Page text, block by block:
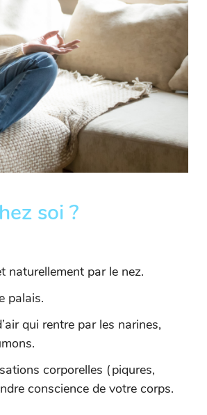
soi ?
naturellement par le nez.
palais.
qui rentre par les narines,
corporelles (piqures,
conscience de votre corps.